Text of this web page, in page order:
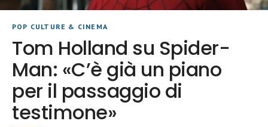
POP CULTURE & CINEMA
Tom Holland su Spider-
Man: «C’è già un piano
per il passaggio di
testimone»